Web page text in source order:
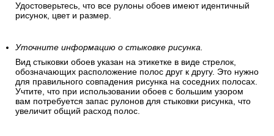
Удостоверьтесь, что все рулоны обоев имеют идентичный
рисунок, цвет и размер.
Уточните информацию о стыковке рисунка.
Вид стыковки обоев указан на этикетке в виде стрелок,
обозначающих расположение полос друг к другу. Это нужно
для правильного совпадения рисунка на соседних полосах.
Учтите, что при использовании обоев с большим узором
вам потребуется запас рулонов для стыковки рисунка, что
увеличит общий расход полос.